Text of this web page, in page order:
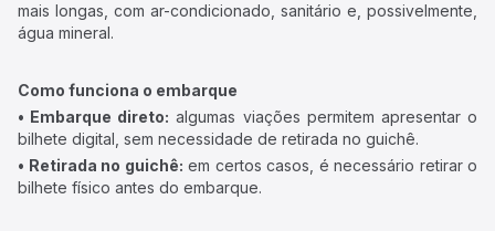
mais longas, com ar-condicionado, sanitário e, possivelmente,
água mineral.
Como funciona o embarque
• Embarque direto: algumas viações permitem apresentar o
bilhete digital, sem necessidade de retirada no guichê.
• Retirada no guichê: em certos casos, é necessário retirar o
bilhete físico antes do embarque.